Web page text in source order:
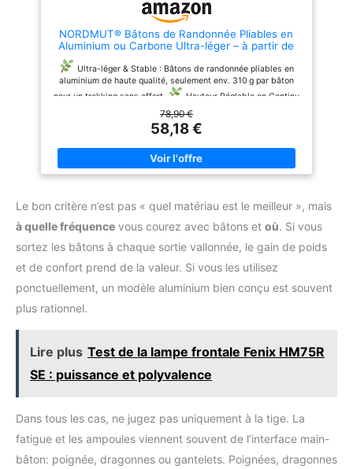
Sac gratuit : avec le sac
sportif, vous pouvez facilement
transporter les bâtons de
randonnée en montagne partout.
Ainsi, votre sac à dos ne se
salit pas et toutes les pièces
testés intensivement dans les
NORDMUT® Bâtons de Randonnée Pliables en
Aluminium ou Carbone Ultra-léger – à partir de
1,50 m ou 1,65 m – Bâtons de Trekking Stables
avec Poignées Ergonomiques – Carbone / 115-
135cm
Ultra-léger & Stable : Bâtons de randonnée pliables en
aluminium de haute qualité, seulement env. 310 g par bâton
pour un trekking sans effort.
Hauteur Réglable en Continu
: Ajustable ergonomiquement de 105 à 120 cm – parfait pour
toutes tailles et différents terrains.
Facilement pliable et idéal pour ranger dans le sac à dos –
Matériaux Robustes & Embouts en Caoutchouc : Construction
durable avec embouts en caoutchouc antidérapants pour une
Engagé : En partenariat avec PLANT-MY-TREE, Nordmut
soutient un avenir plus vert à chaque achat.
78,90 €
58,18 €
Le bon critère n’est pas « quel matériau est le meilleur », mais
à quelle fréquence vous courez avec bâtons et où. Si vous
sortez les bâtons à chaque sortie vallonnée, le gain de poids
et de confort prend de la valeur. Si vous les utilisez
ponctuellement, un modèle aluminium bien conçu est souvent
plus rationnel.
Lire plus Test de la lampe frontale Fenix HM75R
SE : puissance et polyvalence
Dans tous les cas, ne jugez pas uniquement à la tige. La
fatigue et les ampoules viennent souvent de l’interface main-
bâton: poignée, dragonnes ou gantelets. Poignées, dragonnes